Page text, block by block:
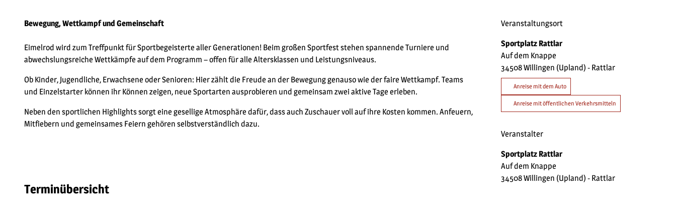
Bewegung, Wettkampf und Gemeinschaft
Eimelrod wird zum Treffpunkt für Sportbegeisterte aller Generationen! Beim großen Sportfest stehen spannende Turniere und
abwechslungsreiche Wettkämpfe auf dem Programm – offen für alle Altersklassen und Leistungsniveaus.
Ob Kinder, Jugendliche, Erwachsene oder Senioren: Hier zählt die Freude an der Bewegung genauso wie der faire Wettkampf. Teams
und Einzelstarter können ihr Können zeigen, neue Sportarten ausprobieren und gemeinsam zwei aktive Tage erleben.
Neben den sportlichen Highlights sorgt eine gesellige Atmosphäre dafür, dass auch Zuschauer voll auf ihre Kosten kommen. Anfeuern,
Mitfiebern und gemeinsames Feiern gehören selbstverständlich dazu.
Terminübersicht
Veranstaltungsort
Sportplatz Rattlar
Auf dem Knappe
34508Willingen (Upland) - Rattlar
Anreise mit dem Auto
Anreise mit öffentlichen Verkehrsmitteln
Veranstalter
Sportplatz Rattlar
Auf dem Knappe
34508Willingen (Upland) - Rattlar